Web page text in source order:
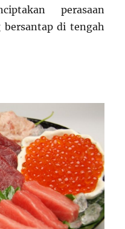
perasaan
bersantap di tengah